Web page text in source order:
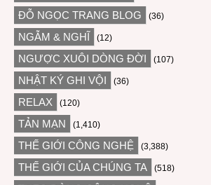
ĐỖ NGỌC TRANG BLOG (36)
NGẪM & NGHĨ (12)
NGƯỢC XUÔI DÒNG ĐỜI (107)
NHẬT KÝ GHI VỘI (36)
RELAX (120)
TẢN MẠN (1,410)
THẾ GIỚI CÔNG NGHỆ (3,388)
THẾ GIỚI CỦA CHÚNG TA (518)